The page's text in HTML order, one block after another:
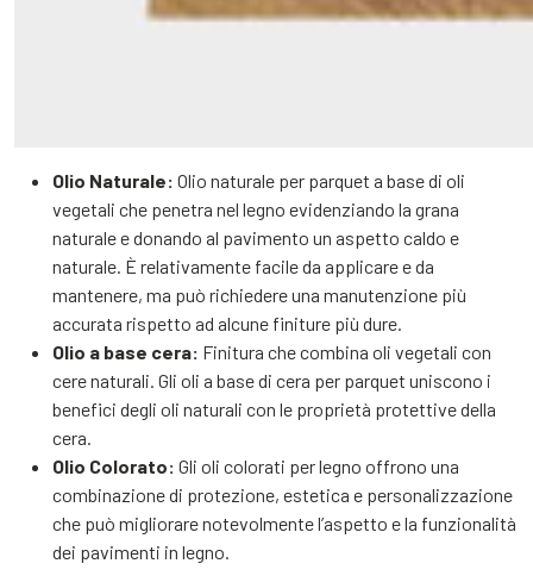
Olio Naturale: Olio naturale per parquet a base di oli
vegetali che penetra nel legno evidenziando la grana
naturale e donando al pavimento un aspetto caldo e
naturale. È relativamente facile da applicare e da
mantenere, ma può richiedere una manutenzione più
accurata rispetto ad alcune finiture più dure.
Olio a base cera: Finitura che combina oli vegetali con
cere naturali. Gli oli a base di cera per parquet uniscono i
benefici degli oli naturali con le proprietà protettive della
cera.
Olio Colorato: Gli oli colorati per legno offrono una
combinazione di protezione, estetica e personalizzazione
che può migliorare notevolmente l’aspetto e la funzionalità
dei pavimenti in legno.